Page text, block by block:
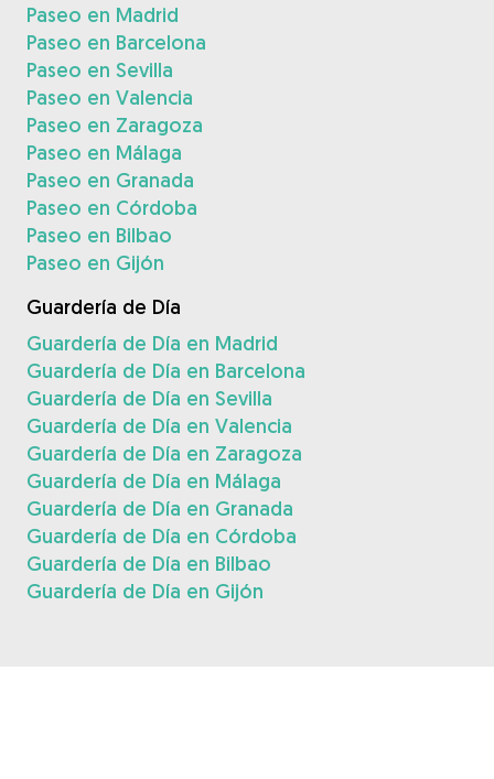
Paseo en Madrid
Paseo en Barcelona
Paseo en Sevilla
Paseo en Valencia
Paseo en Zaragoza
Paseo en Málaga
Paseo en Granada
Paseo en Córdoba
Paseo en Bilbao
Paseo en Gijón
Guardería de Día
Guardería de Día en Madrid
Guardería de Día en Barcelona
Guardería de Día en Sevilla
Guardería de Día en Valencia
Guardería de Día en Zaragoza
Guardería de Día en Málaga
Guardería de Día en Granada
Guardería de Día en Córdoba
Guardería de Día en Bilbao
Guardería de Día en Gijón